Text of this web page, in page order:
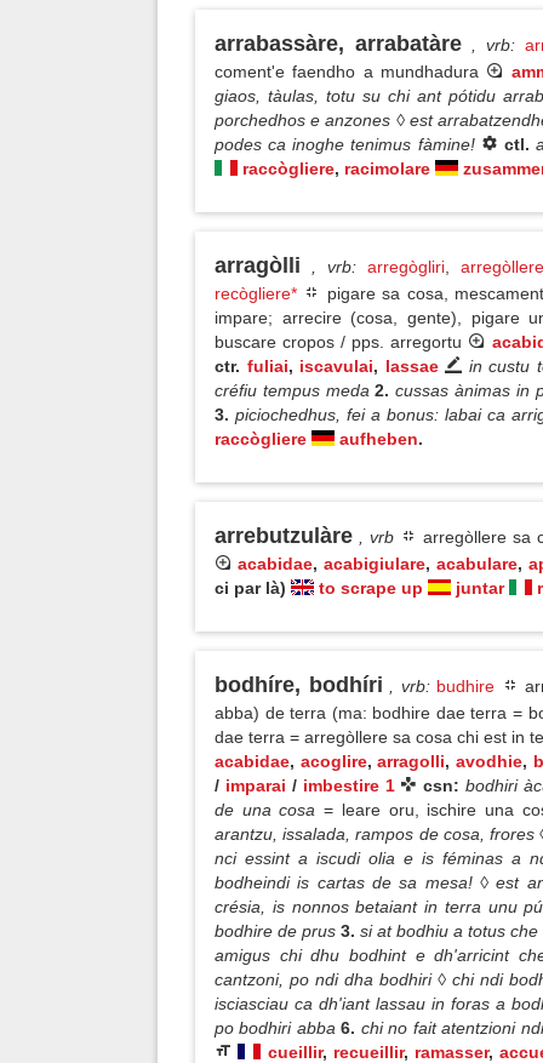
arrabassàre, arrabatàre , vrb:
coment'e faendho a mundhadura
giaos, tàulas, totu su chi ant pótidu
porchedhos e anzones ◊ est
podes ca inoghe tenimus fàmine!
ctl.
raccògliere, racimolare
arragòlli , vrb: arregògliri, arregòllere
recògliere*
pigare sa cosa,
impare; arrecire (cosa, gente), pigare
buscare cropos / pps. arregortu
ctr. fuliai, iscavulai, lassae
in custu
créfiu tempus meda2.cussas ànimas in
3.piciochedhus, fei a bonus: labai ca
raccògliere
aufheben.
arrebutzulàre , vrb
arregòllere sa
acabidae, acabigiulare, acabulare,
ci par là)
to scrape up juntar
bodhíre, bodhíri , vrb: budhire
abba) de terra (ma: bodhire dae terra =
dae terra = arregòllere sa cosa chi est in
acabidae, acoglire,arragolli,avodhie,
/ imparai / imbestire 1 csn: bodhiri
de una cosa= leare oru, ischire una
arantzu, issalada, rampos de cosa,
nci essint a iscudi olia e is féminas a
bodheindi is cartas de sa mesa! ◊ est
crésia, is nonnos betaiant in terra unu
bodhire de prus3.si at bodhiu a totus
amigus chi dhu bodhint e dh'arricint
cantzoni, po ndi dha bodhiri ◊ chi ndi
isciasciau ca dh'iant lassau in foras a
po bodhiri abba6. chi no fait atentzioni
cueillir, recueillir, ramasser,